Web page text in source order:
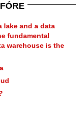
lake and a data
fundamental
warehouse is the